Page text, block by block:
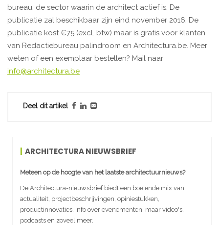
bureau, de sector waarin de architect actief is. De
publicatie zal beschikbaar zijn eind november 2016. De
publicatie kost €75 (excl. btw) maar is gratis voor klanten
van Redactiebureau palindroom en Architectura.be. Meer
weten of een exemplaar bestellen? Mail naar
info@architectura.be
Deel dit artikel
ARCHITECTURA NIEUWSBRIEF
Meteen op de hoogte van het laatste architectuurnieuws?
De Architectura-nieuwsbrief biedt een boeiende mix van
actualiteit, projectbeschrijvingen, opiniestukken,
productinnovaties, info over evenementen, maar video's,
podcasts en zoveel meer.